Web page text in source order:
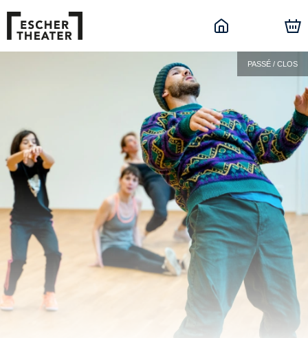
PASSÉ / CLOS